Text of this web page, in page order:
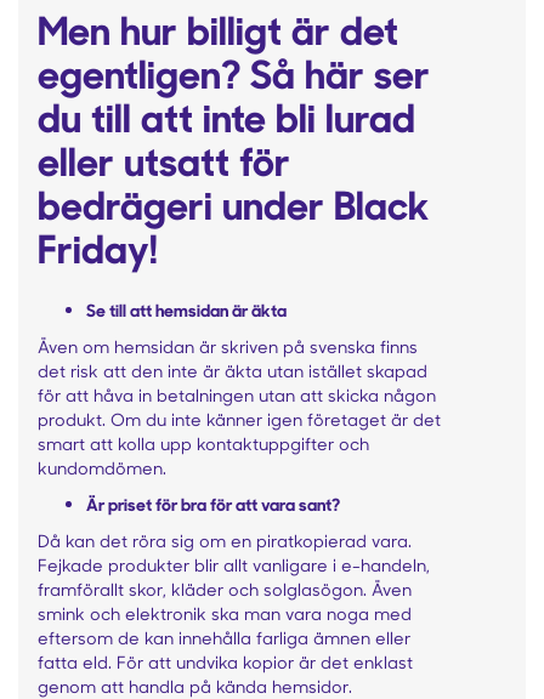
Men hur billigt är det
egentligen? Så här ser
du till att inte bli lurad
eller utsatt för
bedrägeri under Black
Friday!
Se till att hemsidan är äkta
Även om hemsidan är skriven på svenska finns
det risk att den inte är äkta utan istället skapad
för att håva in betalningen utan att skicka någon
produkt. Om du inte känner igen företaget är det
smart att kolla upp kontaktuppgifter och
kundomdömen.
Är priset för bra för att vara sant?
Då kan det röra sig om en piratkopierad vara.
Fejkade produkter blir allt vanligare i e-handeln,
framförallt skor, kläder och solglasögon. Även
smink och elektronik ska man vara noga med
eftersom de kan innehålla farliga ämnen eller
fatta eld. För att undvika kopior är det enklast
genom att handla på kända hemsidor.